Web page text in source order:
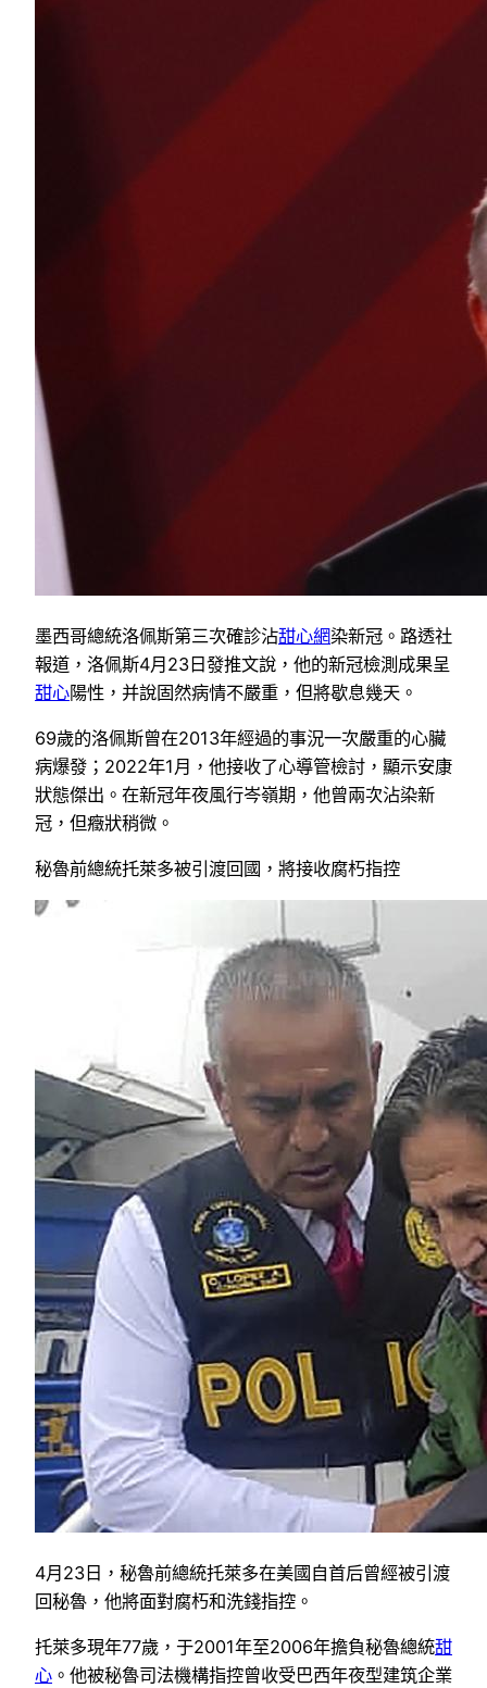
墨西哥總統洛佩斯第三次確診沾甜心網染新冠。路透社
報道，洛佩斯4月23日發推文說，他的新冠檢測成果呈
甜心陽性，并說固然病情不嚴重，但將歇息幾天。
69歲的洛佩斯曾在2013年經過的事況一次嚴重的心臟
病爆發；2022年1月，他接收了心導管檢討，顯示安康
狀態傑出。在新冠年夜風行岑嶺期，他曾兩次沾染新
冠，但癥狀稍微。
秘魯前總統托萊多被引渡回國，將接收腐朽指控
4月23日，秘魯前總統托萊多在美國自首后曾經被引渡
回秘魯，他將面對腐朽和洗錢指控。
托萊多現年77歲，于2001年至2006年擔負秘魯總統甜
心 。他被秘魯司法機構指控曾收受巴西年夜型建筑企業